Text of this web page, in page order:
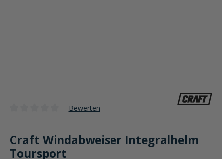
Bewerten
Craft Windabweiser Integralhelm
Toursport